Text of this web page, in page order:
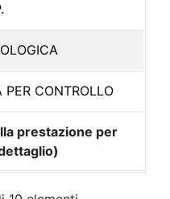
PER CONTROLLO
prestazione per